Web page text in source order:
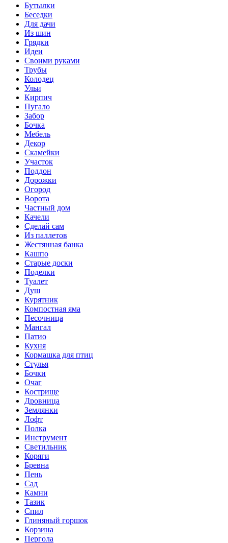
Бутылки
Беседки
Для дачи
Из шин
Грядки
Идеи
Своими руками
Трубы
Колодец
Ульи
Кирпич
Пугало
Забор
Бочка
Мебель
Декор
Скамейки
Участок
Поддон
Дорожки
Огород
Ворота
Частный дом
Качели
Сделай сам
Из паллетов
Жестянная банка
Кашпо
Старые доски
Поделки
Туалет
Душ
Курятник
Компостная яма
Песочница
Мангал
Патио
Кухня
Кормашка для птиц
Стулья
Бочки
Очаг
Кострище
Дровница
Землянки
Лофт
Полка
Инструмент
Светильник
Коряги
Бревна
Пень
Сад
Камни
Тазик
Спил
Глиняный горшок
Корзина
Пергола